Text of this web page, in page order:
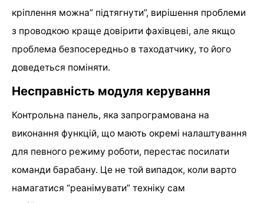
кріплення можна” підтягнути”, вирішення проблеми
з проводкою краще довірити фахівцеві, але якщо
проблема безпосередньо в таходатчику, то його
доведеться поміняти.
Несправність модуля керування
Контрольна панель, яка запрограмована на
виконання функцій, що мають окремі налаштування
для певного режиму роботи, перестає посилати
команди барабану. Це не той випадок, коли варто
намагатися “реанімувати” техніку сам